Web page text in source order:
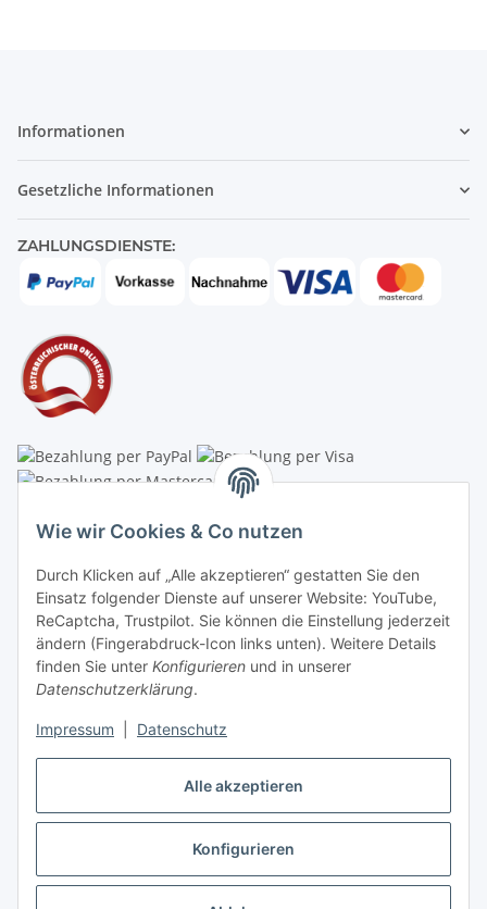
Alle akzeptieren
Konfigurieren
Wie wir Cookies & Co nutzen
Durch Klicken auf „Alle akzeptieren“ gestatten Sie den
Einsatz folgender Dienste auf unserer Website: YouTube,
ReCaptcha, Trustpilot. Sie können die Einstellung jederzeit
ändern (Fingerabdruck-Icon links unten). Weitere Details
finden Sie unter Konfigurieren und in unserer
Datenschutzerklärung.
Impressum Datenschutz
Informationen
Gesetzliche Informationen
ZAHLUNGSDIENSTE:
Schauraum & Verkauf: Pfarrwald 46
Buchhaltung: Königleiten 11
A-3354 Wolfsbach
+43747782730
shop@krippen-shop.at
www.krippen-shop.at
Vertrag widerrufen
* Alle Preise inkl. gesetzlicher USt., zzgl.